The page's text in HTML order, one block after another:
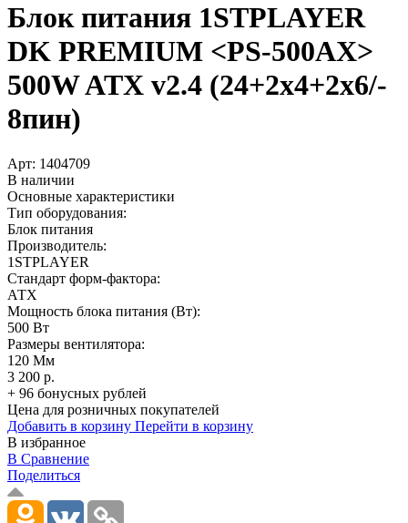
Блок питания 1STPLAYER
DK PREMIUM <PS-500AX>
500W ATX v2.4 (24+­2x4+­2x6/­
8пин)
Арт: 1404709
В наличии
Основные характеристики
Тип оборудования:
Блок питания
Производитель:
1STPLAYER
Стандарт форм-фактора:
АТХ
Мощность блока питания (Вт):
500 Вт
Размеры вентилятора:
120 Мм
3 200 р.
+ 96 бонусных рублей
Цена для розничных покупателей
Добавить в корзину Перейти в корзину
В избранное
В Сравнение
Поделиться